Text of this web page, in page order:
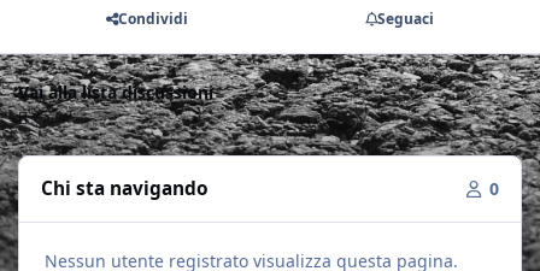
Condividi Seguaci
Vai alla lista discussioni
Chi sta navigando 0
Nessun utente registrato visualizza questa pagina.